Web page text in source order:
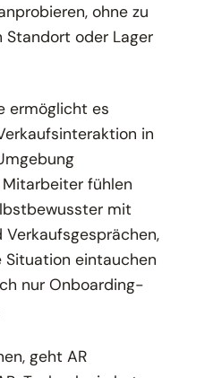
ohne zu
oder Lager
ermöglicht es
in
Mitarbeiter fühlen
mit
Situation eintauchen
nur Onboarding-
geht AR